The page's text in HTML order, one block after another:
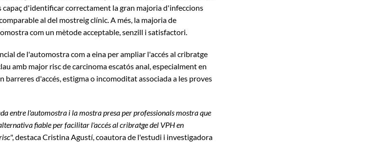
d'identificar correctament la gran majoria d'infeccions
al del mostreig clínic. A més, la majoria de
com un mètode acceptable, senzill i satisfactori.
de l'automostra com a eina per ampliar l'accés al cribratge
amb major risc de carcinoma escatós anal, especialment en
barreres d'accés, estigma o incomoditat associada a les proves
entre l'automostra i la mostra presa per professionals mostra que
fiable per facilitar l'accés al cribratge del VPH en
", destaca Cristina Agustí, coautora de l'estudi i investigadora